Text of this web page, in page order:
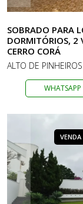
SOBRADO PARA
DORMITÓRIOS, 2
CERRO CORÁ
ALTO DE
WHATSAPP
VENDA